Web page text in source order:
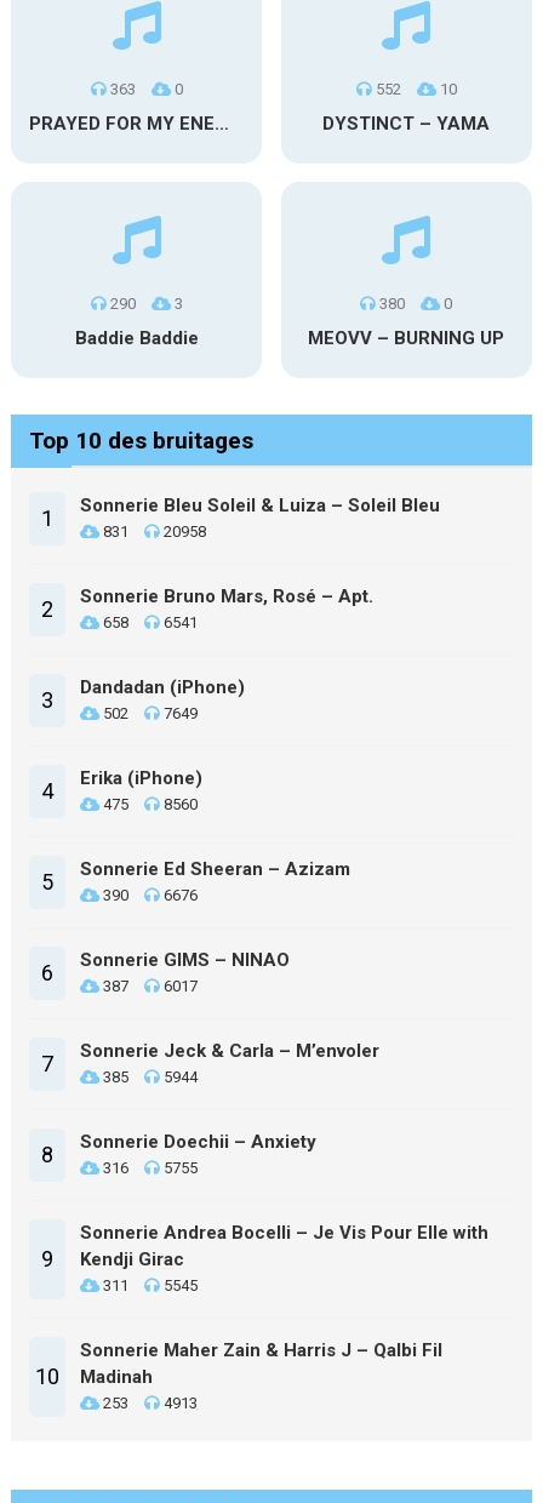
363 0
PRAYED FOR MY ENEMIES
552 10
DYSTINCT – YAMA
290 3
Baddie Baddie
380 0
MEOVV – BURNING UP
Top 10 des bruitages
1 Sonnerie Bleu Soleil & Luiza – Soleil Bleu
831 20958
2 Sonnerie Bruno Mars, Rosé – Apt.
658 6541
3 Dandadan (iPhone)
502 7649
4 Erika (iPhone)
475 8560
5 Sonnerie Ed Sheeran – Azizam
390 6676
6 Sonnerie GIMS – NINAO
387 6017
7 Sonnerie Jeck & Carla – M’envoler
385 5944
8 Sonnerie Doechii – Anxiety
316 5755
9
Sonnerie Andrea Bocelli – Je Vis Pour Elle with
Kendji Girac
311 5545
10
Sonnerie Maher Zain & Harris J – Qalbi Fil
Madinah
253 4913